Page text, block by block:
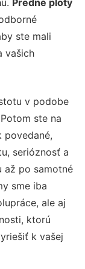
ste mali
vašich
v podobe
ste na
povedané,
serióznosť a
až po samotné
sme iba
ale aj
ktorú
k vašej